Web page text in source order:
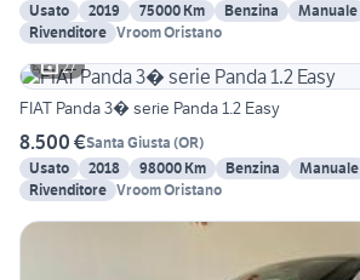
Usato
2019 75000 Km Benzina
Manuale
Rivenditore Vroom Oristano
27
FIAT Panda 3� serie Panda 1.2 Easy
8.500 €Santa Giusta (OR)
Usato
2018 98000 Km Benzina
Manuale
Rivenditore Vroom Oristano